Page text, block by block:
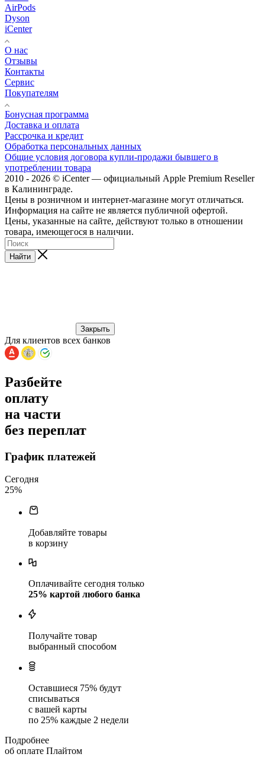
AirPods
Dyson
iCenter
О нас
Отзывы
Контакты
Сервис
Покупателям
Бонусная программа
Доставка и оплата
Рассрочка и кредит
Обработка персональных данных
Общие условия договора купли-продажи бывшего в
употреблении товара
2010 - 2026 © iCenter — официальный Apple Premium Reseller
в Калининграде.
Цены в розничном и интернет-магазине могут отличаться.
Информация на сайте не является публичной офертой.
Цены, указанные на сайте, действуют только в отношении
товара, имеющегося в наличии.
Найти
Закрыть
Для клиентов всех банков
Разбейте
оплату
на части
без переплат
График платежей
Сегодня
25%
Добавляйте товары
в корзину
Оплачивайте сегодня только
25% картой любого банка
Получайте товар
выбранный способом
Оставшиеся 75% будут
списываться
с вашей карты
по 25% каждые 2 недели
Подробнее
об оплате Плайтом